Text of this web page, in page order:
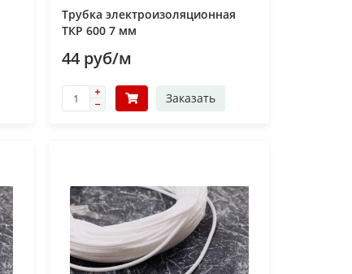
Трубка электроизоляционная
ТКР 600 7 мм
44 руб/м
Заказать